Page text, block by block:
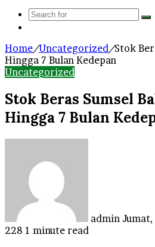
Home/Uncategorized/Stok
Hingga 7 Bulan Kedepan
Uncategorized
Stok Beras Sumsel
Hingga 7 Bulan
admin
228 1 minute read